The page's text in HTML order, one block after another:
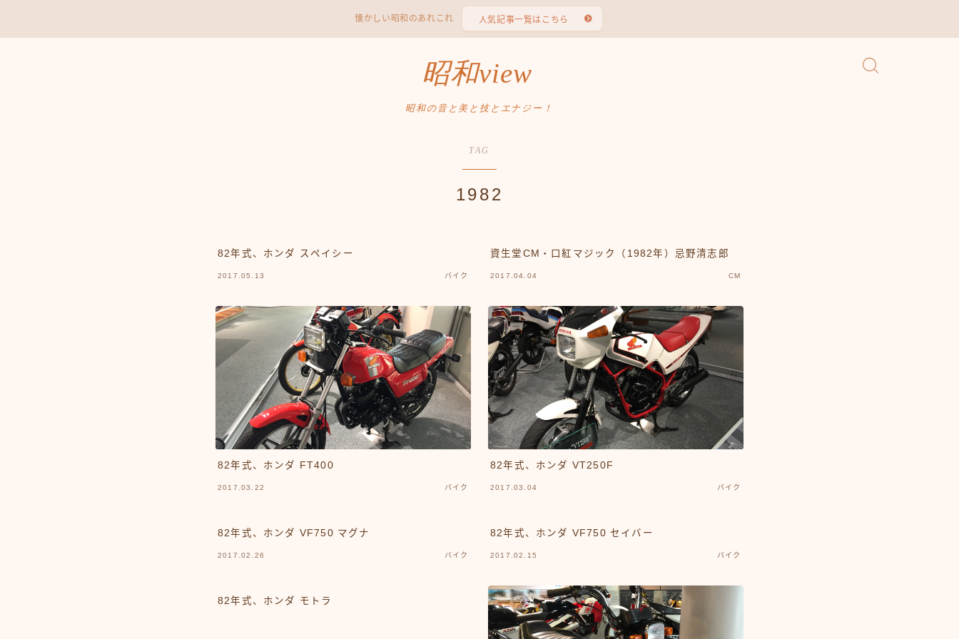
懐かしい昭和のあれこれ 人気記事一覧はこちら
昭和view
昭和の音と美と技とエナジー！
TAG
1982
82年式、ホンダ スペイシー
2017.05.13 バイク
資生堂CM・口紅マジック（1982年）忌野清志郎
2017.04.04 CM
82年式、ホンダ FT400
2017.03.22 バイク
82年式、ホンダ VT250F
2017.03.04 バイク
82年式、ホンダ VF750 マグナ
2017.02.26 バイク
82年式、ホンダ VF750 セイバー
2017.02.15 バイク
82年式、ホンダ モトラ